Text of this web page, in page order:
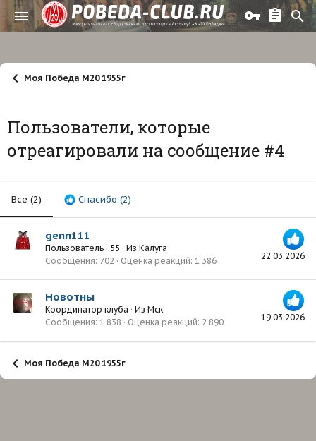
Моя Победа М20 1955г
Пользователи, которые
отреагировали на сообщение #4
Все (2) Спасибо (2)
22.03.2026
genn111
Пользователь · 55 · Из Калуга
Сообщения 702 Оценка реакций 1 386
19.03.2026
Новотны
Координатор клуба · Из Мск
Сообщения 1 838 Оценка реакций 2 890
Моя Победа М20 1955г